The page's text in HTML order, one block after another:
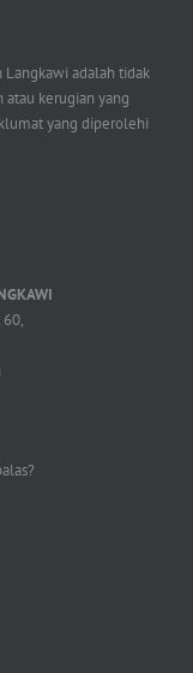
Langkawi adalah tidak
kerugian yang
yang diperolehi